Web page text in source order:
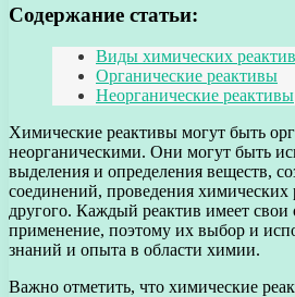
Содержание статьи:
Виды химических
Органические реактивы
Неорганические реактивы
Химические реактивы могут быть
неорганическими. Они могут быть
выделения и определения веществ,
соединений, проведения
другого. Каждый реактив имеет свои
применение, поэтому их выбор и
знаний и опыта в области химии.
Важно отметить, что химические